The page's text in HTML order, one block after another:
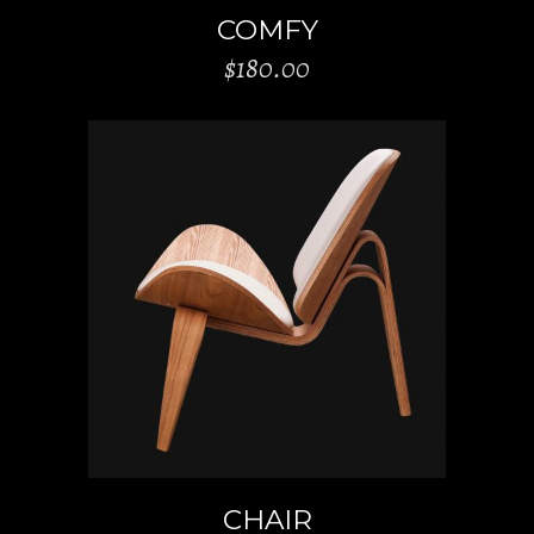
COMFY
$180.00
ADD TO CART
CHAIR